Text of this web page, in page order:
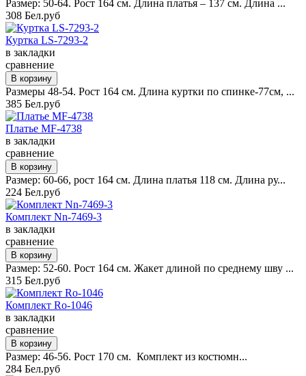
Размер: 50-64. Рост 164 см. Длина платья – 137 см. Длина ...
308 Бел.руб
Куртка LS-7293-2
в закладки
сравнение
Размеры 48-54. Рост 164 см. Длина куртки по спинке-77см, ...
385 Бел.руб
Платье MF-4738
в закладки
сравнение
Размер: 60-66, рост 164 см. Длина платья 118 см. Длина ру...
224 Бел.руб
Комплект Nn-7469-3
в закладки
сравнение
Размер: 52-60. Рост 164 см. Жакет длиной по среднему шву ...
315 Бел.руб
Комплект Ro-1046
в закладки
сравнение
Размер: 46-56. Рост 170 см. Комплект из костюмн...
284 Бел.руб